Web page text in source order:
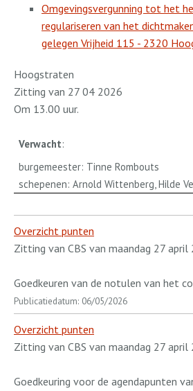
Omgevingsvergunning tot het
regulariseren van het
gelegen Vrijheid 115 - 2320
Hoogstraten
Zitting van 27 04 2026
Om 13.00 uur.
Verwacht:
burgemeester: Tinne Rombouts
schepenen: Arnold Wittenberg, Hilde
Overzicht punten
Zitting van CBS van maandag 27 april
Goedkeuren van de notulen van het
Publicatiedatum: 06/05/2026
Overzicht punten
Zitting van CBS van maandag 27 april
Goedkeuring voor de agendapunten